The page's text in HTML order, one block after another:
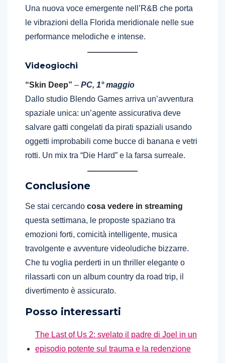
Una nuova voce emergente nell’R&B che porta
le vibrazioni della Florida meridionale nelle sue
performance melodiche e intense.
Videogiochi
“Skin Deep” – PC, 1° maggio
Dallo studio Blendo Games arriva un’avventura
spaziale unica: un’agente assicurativa deve
salvare gatti congelati da pirati spaziali usando
oggetti improbabili come bucce di banana e vetri
rotti. Un mix tra “Die Hard” e la farsa surreale.
Conclusione
Se stai cercando cosa vedere in streaming
questa settimana, le proposte spaziano tra
emozioni forti, comicità intelligente, musica
travolgente e avventure videoludiche bizzarre.
Che tu voglia perderti in un thriller elegante o
rilassarti con un album country da road trip, il
divertimento è assicurato.
Posso interessarti
The Last of Us 2: svelato il padre di Joel in un
episodio potente sul trauma e la redenzione